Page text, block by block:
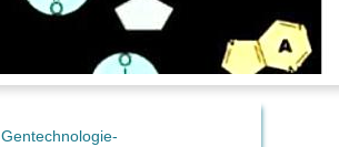
Gentechnologie-